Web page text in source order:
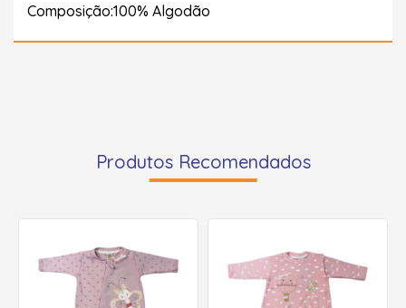
Composição:100% Algodão
Produtos Recomendados